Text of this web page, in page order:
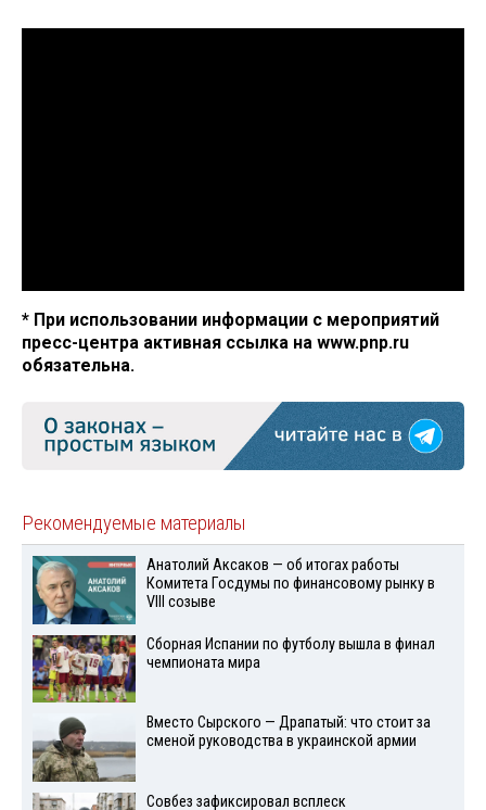
* При использовании информации с мероприятий
пресс-центра активная ссылка на www.pnp.ru
обязательна.
Рекомендуемые материалы
Анатолий Аксаков — об итогах работы
Комитета Госдумы по финансовому рынку в
VIII созыве
Сборная Испании по футболу вышла в финал
чемпионата мира
Вместо Сырского — Драпатый: что стоит за
сменой руководства в украинской армии
Совбез зафиксировал всплеск